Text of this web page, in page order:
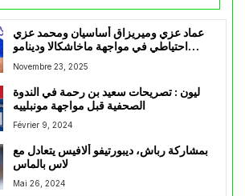
عماد عزي وميريزاق أساسيان ومحمد عزي
احتياطي في مواجهة ماخاشكالا ودينامو
موسكو في الدوري الروسي
Novembre 23, 2025
ليون : تصريحات سعيد بن رحمة في الندوة
الصحفية قبل مواجهة مونبلييه
Février 9, 2024
بمشاركة رباش، ديبورتيفو ألافيس يتعادل مع
لاس بالماس
Mai 26, 2024